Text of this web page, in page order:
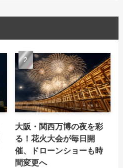
大阪・関西万博の夜を彩
る！花火大会が毎日開
催、ドローンショーも時
間変更へ